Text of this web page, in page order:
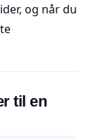
og når du
til en